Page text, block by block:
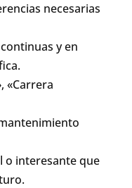
necesarias
y en
«Carrera
o interesante que